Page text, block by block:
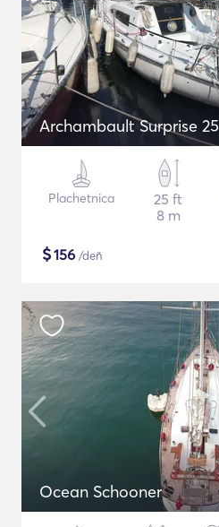
Archambault Surprise 25
Plachetnica
25 ft
8 m
$156 /deň
Ocean Schooner